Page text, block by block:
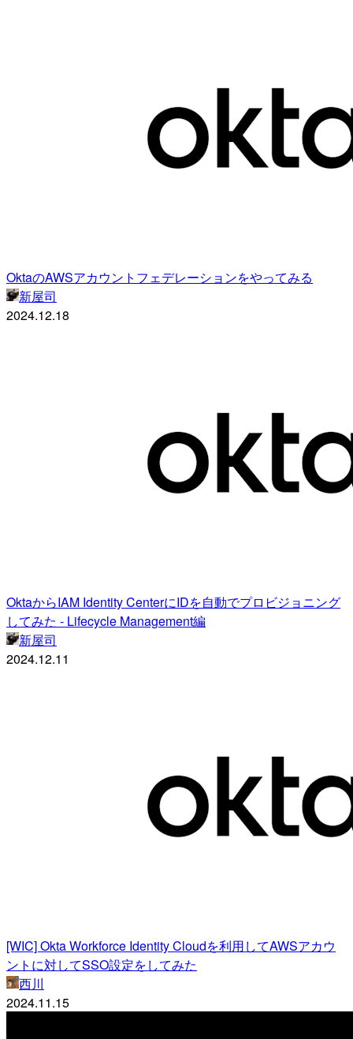
OktaのAWSアカウントフェデレーションをやってみる
新屋司
2024.12.18
OktaからIAM Identity CenterにIDを自動でプロビジョニング
してみた - Lifecycle Management編
新屋司
2024.12.11
[WIC] Okta Workforce Identity Cloudを利用してAWSアカウ
ントに対してSSO設定をしてみた
西川
2024.11.15